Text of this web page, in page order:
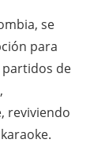
se
para
de
reviviendo